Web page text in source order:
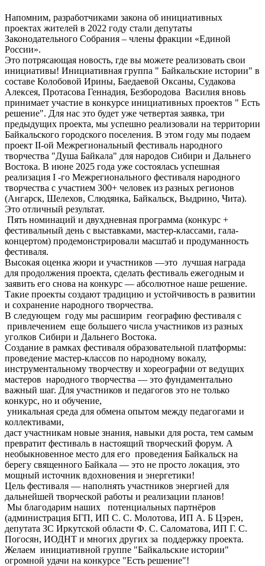
Напомним, разработчиками закона об инициативных
проектах жителей в 2022 году стали депутаты
Законодательного Собрания – члены фракции «Единой
России».
Это потрясающая новость, где вы можете реализовать свои
инициативы! Инициативная группа " Байкальские истории" в
составе Колобовой Ирины, Баедаевой Оксаны, Судакова
Алексея, Протасова Геннадия, Безбородова Василия вновь
принимает участие в конкурсе инициативных проектов " Есть
решение". Для нас это будет уже четвертая заявка, три
предыдущих проекта, мы успешно реализовали на территории
Байкальского городского поселения. В этом году мы подаем
проект II-ой Межрегиональный фестиваль народного
творчества "Душа Байкала" для народов Сибири и Дальнего
Востока. В июне 2025 года уже состоялась успешная
реализация I -го Межрегионального фестиваля народного
творчества с участием 300+ человек из разных регионов
(Ангарск, Шелехов, Слюдянка, Байкальск, Выдрино, Чита).
Это отличный результат.
Пять номинаций и двухдневная программа (конкурс +
фестивальный день с выставками, мастер-классами, гала-
концертом) продемонстрировали масштаб и продуманность
фестиваля.
Высокая оценка жюри и участников —это лучшая награда
для продолжения проекта, сделать фестиваль ежегодным и
заявить его снова на конкурс — абсолютное наше решение.
Такие проекты создают традицию и устойчивость в развитии
и сохранение народного творчества.
В следующем году мы расширим географию фестиваля с
привлечением еще большего числа участников из разных
уголков Сибири и Дальнего Востока.
Создание в рамках фестиваля образовательной платформы:
проведение мастер-классов по народному вокалу,
инструментальному творчеству и хореографии от ведущих
мастеров народного творчества — это фундаментально
важный шаг. Для участников и педагогов это не только
конкурс, но и обучение,
уникальная среда для обмена опытом между педагогами и
коллективами,
даст участникам новые знания, навыки для роста, тем самым
превратит фестиваль в настоящий творческий форум. А
необыкновенное место для его проведения Байкальск на
берегу священного Байкала — это не просто локация, это
мощный источник вдохновения и энергетики!
Цель фестиваля — наполнять участников энергией для
дальнейшей творческой работы и реализации планов!
Мы благодарим наших потенциальных партнёров
(администрация БГП, ИП С. С. Молотова, ИП А. Б Цэрен,
депутата ЗС Иркутской области Ф. С. Саломатова, ИП Г. С.
Погосян, ИОДНТ и многих других за поддержку проекта.
Желаем инициативной группе "Байкальские истории"
огромной удачи на конкурсе "Есть решение"!